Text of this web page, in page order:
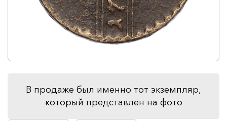
В продаже был именно тот экземпляр,
который представлен на фото